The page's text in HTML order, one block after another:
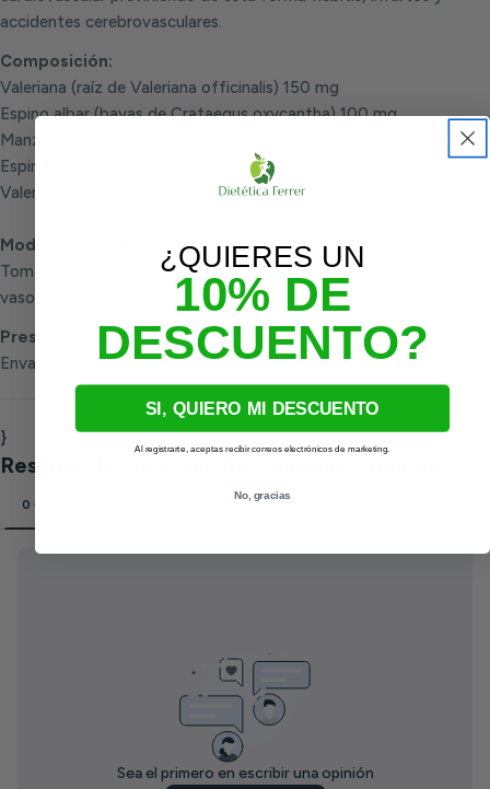
accidentes cerebrovasculares.
Composición:
Valeriana (raíz de Valeriana officinalis) 150 mg
Espino albar (bayas de Crataegus oxycantha) 100 mg
Manzanilla (concentrado aéreo de Matricaria chamomilla) 75 mg
Espino albar (flores de Crataegus oxycantha) 50 mg
Valeriana (concentrado de raíz) 50 mg
Modo de empleo:
Tomar una o dos cápsulas vegetales al día con la comida o con un
vaso de agua.
Presentación:
Envase de 60 Cápsulas.
}
¿QUIERES UN
10% DE
DESCUENTO?
SI, QUIERO MI DESCUENTO
Al registrarte, aceptas recibir correos electrónicos de marketing.
No, gracias